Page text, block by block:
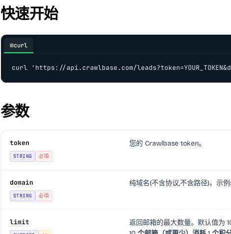
快速开始
curl
curl 'https://api.crawlbase.com/
参数
token
STRING 必填
您的 Crawlbase token。
domain
STRING 必填
纯域名(不含协议,不含路径)。示例:
limit 返回邮箱的最大数量。默认值为